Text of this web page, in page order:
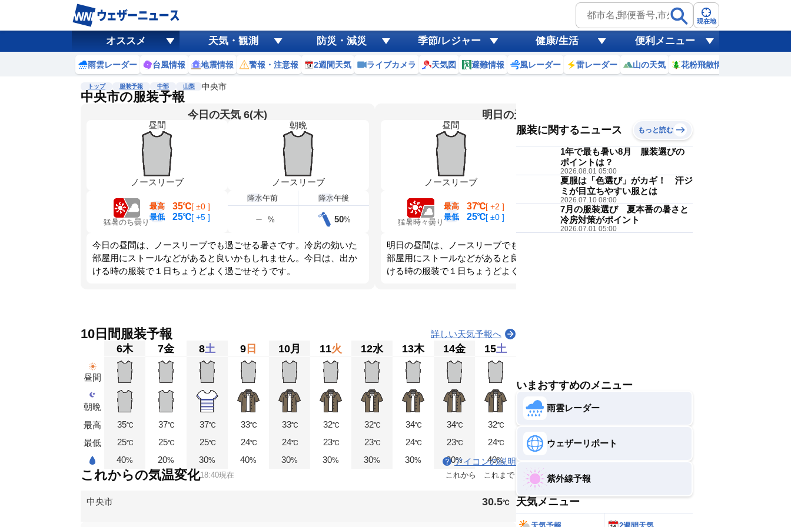
現在地
オススメ 天気・観測 防災・減災 季節/レジャー 健康/生活 便利メニュー
雨雲レーダー 台風情報 地震情報 警報・注意報 2週間天気 ライブカメラ 天気図 避難情報 風レーダー 雷レーダー 山の天気 花粉飛散情報
トップ 服装予報 中部 山梨 中央市
中央市の服装予報
今日の天気 6(木)
昼間
ノースリーブ
朝晩
ノースリーブ
猛暑のち曇り
最高 35℃[ ±0 ]
最低 25℃[ +5 ]
降水午前
%
降水午後
50%
今日の昼間は、ノースリーブでも過ごせる暑さです。冷房の効いた
部屋用にストールなどがあると良いかもしれません。今日は、出か
ける時の服装で１日ちょうどよく過ごせそうです。
明日の天気 7(金)
昼間
ノースリーブ
朝晩
ノースリーブ
猛暑時々曇り
最高 37℃[ +2 ]
最低 25℃[ ±0 ]
午前
40%
降水 午後
40%
明日の昼間は、ノースリーブでも過ごせる暑さです。冷房の効いた
部屋用にストールなどがあると良いかもしれません。明日は、出か
ける時の服装で１日ちょうどよく過ごせそうです。
10日間服装予報 詳しい天気予報へ
昼間
朝晩
最高
最低
6木
35℃
25℃
40%
7金
37℃
25℃
20%
8土
37℃
25℃
30%
9 日
33℃
24℃
40%
10月
33℃
24℃
30%
11火
32℃
23℃
30%
12水
32℃
23℃
30%
13木
34℃
24℃
30%
14金
34℃
23℃
30%
15土
32℃
24℃
40%
アイコンの説明
これからの気温変化18:40現在 これから これまで
中央市 30.5℃
服装に関するニュース もっと読む
1年で最も暑い8月 服装選びの
ポイントは？
2026.08.01 05:00
夏服は「色選び」がカギ！ 汗ジ
ミが目立ちやすい服とは
2026.07.10 08:00
7月の服装選び 夏本番の暑さと
冷房対策がポイント
2026.07.01 05:00
いまおすすめのメニュー
雨雲レーダー
ウェザーリポート
紫外線予報
天気メニュー
天気予報 2週間天気